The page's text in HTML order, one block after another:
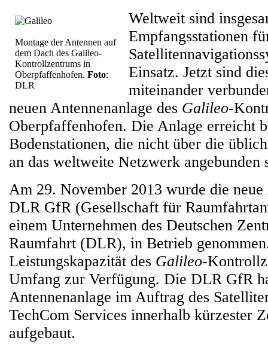
Montage der Antennen auf
dem Dach des Galileo-
Kontrollzentrums in
Oberpfaffenhofen. Foto:
DLR
Weltweit sind
Empfangsstationen
Einsatz. Jetzt sind
miteinander
neuen Antennenanlage des Galileo-
Oberpfaffenhofen. Die Anlage erreicht
Bodenstationen, die nicht über die
an das weltweite Netzwerk angebunden
Am 29. November 2013 wurde die
DLR GfR (Gesellschaft für
einem Unternehmen des Deutschen
Raumfahrt (DLR), in Betrieb
Leistungskapazität des Galileo-
Umfang zur Verfügung. Die DLR GfR
Antennenanlage im Auftrag des
TechCom Services innerhalb kürzester
aufgebaut.